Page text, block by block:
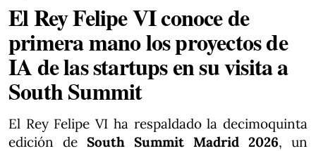
El Rey Felipe VI conoce de
primera mano los proyectos de
IA de las startups en su visita a
South Summit
El Rey Felipe VI ha respaldado la decimoquinta
edición de South Summit Madrid 2026, un